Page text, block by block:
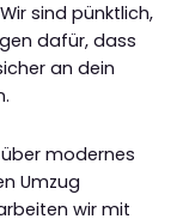
sind pünktlich,
dafür, dass
an dein
modernes
Umzug
wir mit